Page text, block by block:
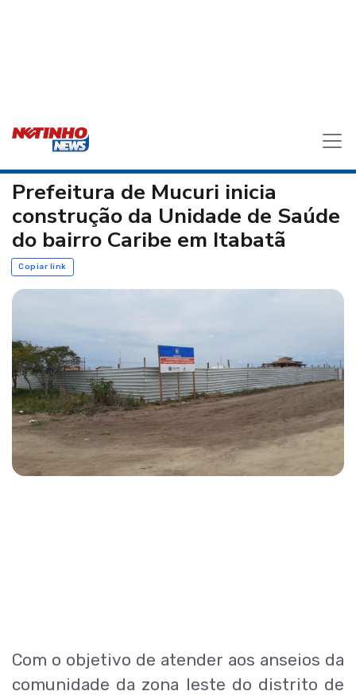
Prefeitura de Mucuri inicia
construção da Unidade de Saúde
do bairro Caribe em Itabatã
Copiar link
Com o objetivo de atender aos anseios da
comunidade da zona leste do distrito de